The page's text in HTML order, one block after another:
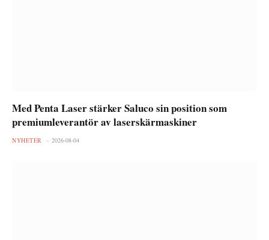
Med Penta Laser stärker Saluco sin position som
premiumleverantör av laserskärmaskiner
NYHETER 2026-08-04